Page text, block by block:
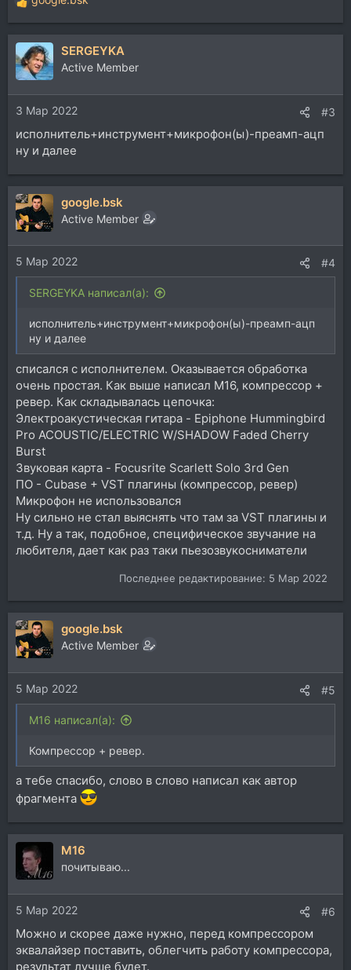
Р
е
а
к
ц
и
и
:
SERGEYKA
Active Member
3 Мар 2022 #3
исполнитель+инструмент+микрофон(ы)-преамп-ацп
ну и далее
google.bsk
Active Member
5 Мар 2022 #4
SERGEYKA написал(а):
исполнитель+инструмент+микрофон(ы)-преамп-ацп
ну и далее
списался с исполнителем. Оказывается обработка
очень простая. Как выше написал M16, компрессор +
ревер. Как складывалась цепочка:
Электроакустическая гитара - Epiphone Hummingbird
Pro ACOUSTIC/ELECTRIC W/SHADOW Faded Cherry
Burst
Звуковая карта - Focusrite Scarlett Solo 3rd Gen
ПО - Cubase + VST плагины (компрессор, ревер)
Микрофон не использовался
Ну сильно не стал выяснять что там за VST плагины и
т.д. Ну а так, подобное, специфическое звучание на
любителя, дает как раз таки пьезозвукосниматели
Последнее редактирование: 5 Мар 2022
google.bsk
Active Member
5 Мар 2022 #5
M16 написал(а):
Компрессор + ревер.
а тебе спасибо, слово в слово написал как автор
фрагмента
M16
почитываю...
5 Мар 2022 #6
Можно и скорее даже нужно, перед компрессором
эквалайзер поставить, облегчить работу компрессора,
результат лучше будет.